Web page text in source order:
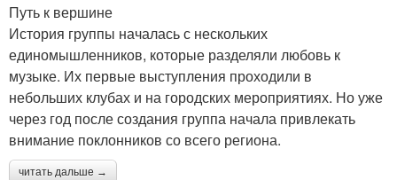
Путь к вершине
История группы началась с нескольких
единомышленников, которые разделяли любовь к
музыке. Их первые выступления проходили в
небольших клубах и на городских мероприятиях. Но уже
через год после создания группа начала привлекать
внимание поклонников со всего региона.
читать дальше →